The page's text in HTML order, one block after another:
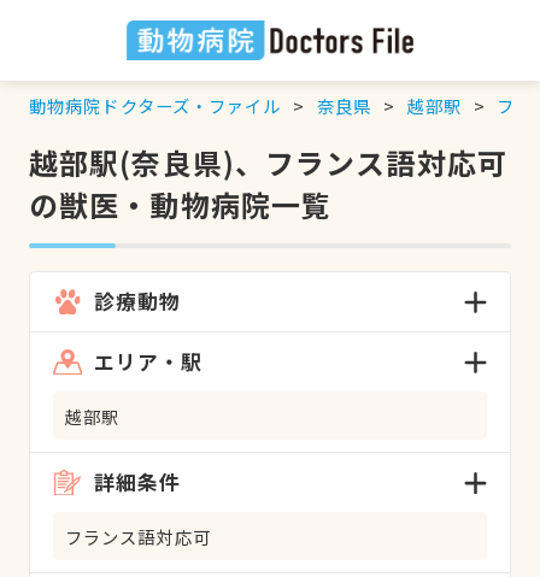
動物病院ドクターズ・ファイル 奈良県 越部駅 フラ
越部駅(奈良県)、フランス語対応可
の獣医・動物病院一覧
診療動物
エリア・駅
越部駅
詳細条件
フランス語対応可